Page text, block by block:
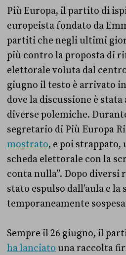
Più Europa, il partito di
europeista fondato da
partiti che negli ultimi
più contro la proposta di
elettorale voluta dal
giugno il testo è arrivato
dove la discussione è
diverse polemiche.
segretario di Più Europa
mostrato, e poi
scheda elettorale con la
conta nulla”. Dopo diversi
stato espulso dall’aula e la
temporaneamente
Sempre il 26 giugno, il
ha lanciato una raccolta